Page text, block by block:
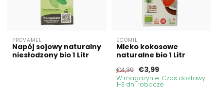
PROVAMEL
Napój sojowy naturalny
niesłodzony bio 1 Litr
ECOMIL
Mleko kokosowe
naturalne bio 1 Litr
€4,39 €3,99
W magazynie. Czas dostawy
1-3 dni robocze